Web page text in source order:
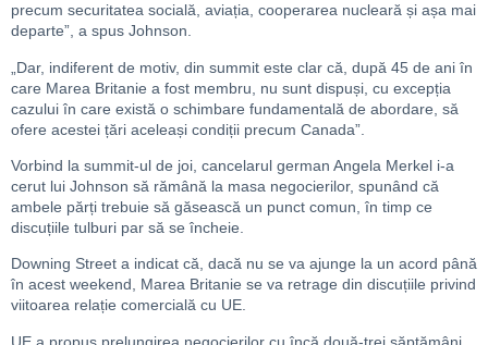
precum securitatea socială, aviația, cooperarea nucleară și așa mai
departe”, a spus Johnson.
„Dar, indiferent de motiv, din summit este clar că, după 45 de ani în
care Marea Britanie a fost membru, nu sunt dispuși, cu excepția
cazului în care există o schimbare fundamentală de abordare, să
ofere acestei țări aceleași condiții precum Canada”.
Vorbind la summit-ul de joi, cancelarul german Angela Merkel i-a
cerut lui Johnson să rămână la masa negocierilor, spunând că
ambele părți trebuie să găsească un punct comun, în timp ce
discuțiile tulburi par să se încheie.
Downing Street a indicat că, dacă nu se va ajunge la un acord până
în acest weekend, Marea Britanie se va retrage din discuțiile privind
viitoarea relație comercială cu UE.
UE a propus prelungirea negocierilor cu încă două-trei săptămâni,